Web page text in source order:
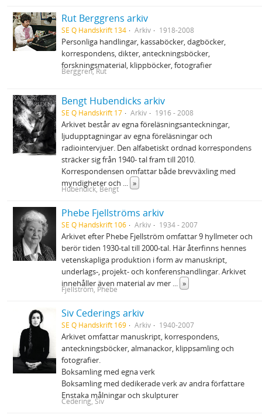
Rut Berggrens arkiv
SE Q Handskrift 134 Arkiv 1918-2008
Personliga handlingar, kassaböcker, dagböcker,
korrespondens, dikter, anteckningsböcker,
forskningsmaterial, klippböcker, fotografier
Berggren, Rut
Bengt Hubendicks arkiv
SE Q Handskrift 17 Arkiv 1916 - 2008
Arkivet består av egna föreläsningsanteckningar,
ljudupptagningar av egna föreläsningar och
radiointervjuer. Den alfabetiskt ordnad korrespondens
sträcker sig från 1940- tal fram till 2010.
Korrespondensen omfattar både brevväxling med
myndigheter och ... »
Hubendick, Bengt
Phebe Fjellströms arkiv
SE Q Handskrift 106 Arkiv 1934 - 2007
Arkivet efter Phebe Fjellström omfattar 9 hyllmeter och
berör tiden 1930‐tal till 2000‐tal. Här återfinns hennes
vetenskapliga produktion i form av manuskript,
underlags‐, projekt‐ och konferenshandlingar. Arkivet
innehåller även material av mer ... »
Fjellström, Phebe
Siv Cederings arkiv
SE Q Handskrift 169 Arkiv 1940-2007
Arkivet omfattar manuskript, korrespondens,
anteckningsböcker, almanackor, klippsamling och
fotografier.
Boksamling med egna verk
Boksamling med dedikerade verk av andra författare
Enstaka målningar och skulpturer
Cedering, Siv